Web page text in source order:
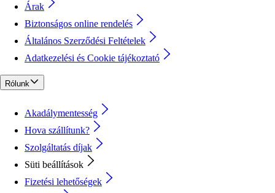
Árak
Biztonságos online rendelés
Általános Szerződési Feltételek
Adatkezelési és Cookie tájékoztató
Rólunk
Akadálymentesség
Hova szállítunk?
Szolgáltatás díjak
Süti beállítások
Fizetési lehetőségek